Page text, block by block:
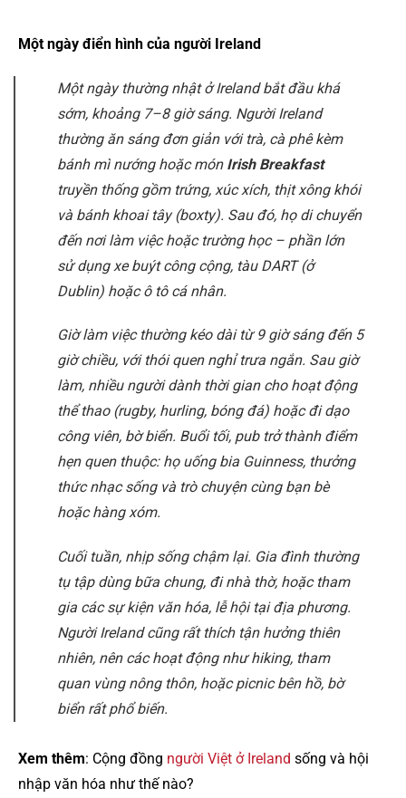
Một ngày điển hình của người Ireland
Một ngày thường nhật ở Ireland bắt đầu khá
sớm, khoảng 7–8 giờ sáng. Người Ireland
thường ăn sáng đơn giản với trà, cà phê kèm
bánh mì nướng hoặc món Irish Breakfast
truyền thống gồm trứng, xúc xích, thịt xông khói
và bánh khoai tây (boxty). Sau đó, họ di chuyển
đến nơi làm việc hoặc trường học – phần lớn
sử dụng xe buýt công cộng, tàu DART (ở
Dublin) hoặc ô tô cá nhân.
Giờ làm việc thường kéo dài từ 9 giờ sáng đến 5
giờ chiều, với thói quen nghỉ trưa ngắn. Sau giờ
làm, nhiều người dành thời gian cho hoạt động
thể thao (rugby, hurling, bóng đá) hoặc đi dạo
công viên, bờ biển. Buổi tối, pub trở thành điểm
hẹn quen thuộc: họ uống bia Guinness, thưởng
thức nhạc sống và trò chuyện cùng bạn bè
hoặc hàng xóm.
Cuối tuần, nhịp sống chậm lại. Gia đình thường
tụ tập dùng bữa chung, đi nhà thờ, hoặc tham
gia các sự kiện văn hóa, lễ hội tại địa phương.
Người Ireland cũng rất thích tận hưởng thiên
nhiên, nên các hoạt động như hiking, tham
quan vùng nông thôn, hoặc picnic bên hồ, bờ
biển rất phổ biến.
Xem thêm: Cộng đồng người Việt ở Ireland sống và hội
nhập văn hóa như thế nào?